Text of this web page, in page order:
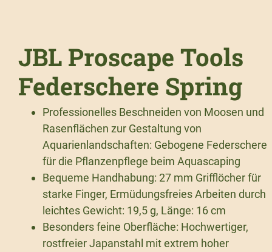
JBL Proscape Tools
Federschere Spring
Professionelles Beschneiden von Moosen und
Rasenflächen zur Gestaltung von
Aquarienlandschaften: Gebogene Federschere
für die Pflanzenpflege beim Aquascaping
Bequeme Handhabung: 27 mm Grifflöcher für
starke Finger, Ermüdungsfreies Arbeiten durch
leichtes Gewicht: 19,5 g, Länge: 16 cm
Besonders feine Oberfläche: Hochwertiger,
rostfreier Japanstahl mit extrem hoher